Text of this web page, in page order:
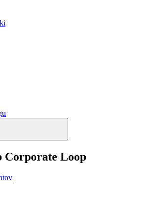
Corporate Loop